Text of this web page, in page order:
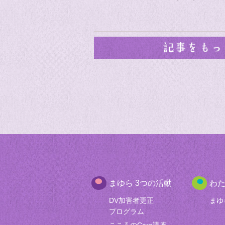
まゆら 3つの活動
DV加害者更正
プログラム
わ
ま